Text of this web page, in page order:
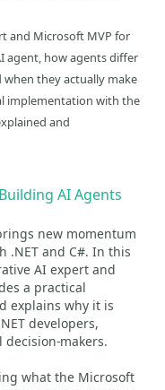
and Microsoft MVP for
agent, how agents differ
they actually make
implementation with the
and
AI Agents
new momentum
.NET and C#. In this
AI expert and
a practical
explains why it is
developers,
makers.
what the Microsoft